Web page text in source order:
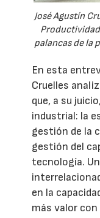
José Agustín
palancas de la
En esta
Cruelles
que, a su
industrial: la
gestión de la
gestión del
tecnología.
en la
más valor